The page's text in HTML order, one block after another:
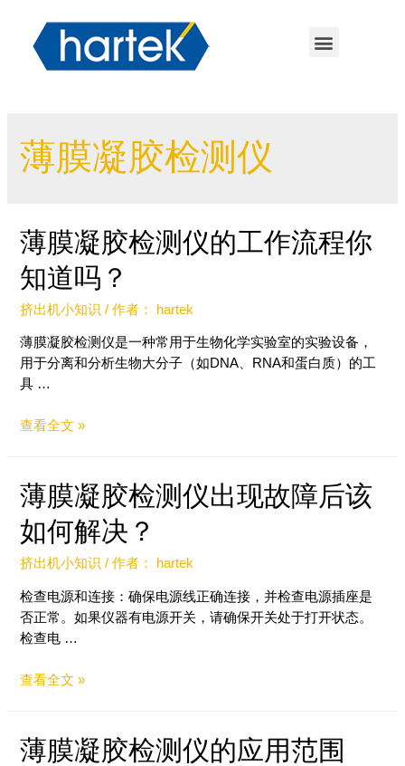
薄膜凝胶检测仪
薄膜凝胶检测仪的工作流程你
知道吗？
挤出机小知识 / 作者： hartek
薄膜凝胶检测仪是一种常用于生物化学实验室的实验设备，
用于分离和分析生物大分子（如DNA、RNA和蛋白质）的工
具 …
查看全文 »
薄膜凝胶检测仪出现故障后该
如何解决？
挤出机小知识 / 作者： hartek
检查电源和连接：确保电源线正确连接，并检查电源插座是
否正常。如果仪器有电源开关，请确保开关处于打开状态。
检查电 …
查看全文 »
薄膜凝胶检测仪的应用范围